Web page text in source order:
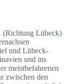
(Richtung Lübeck)
und Lübeck-
und ins
meistbefahrenen
zwischen den